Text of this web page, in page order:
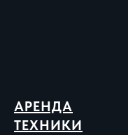
АРЕНДА
ТЕХНИКИ